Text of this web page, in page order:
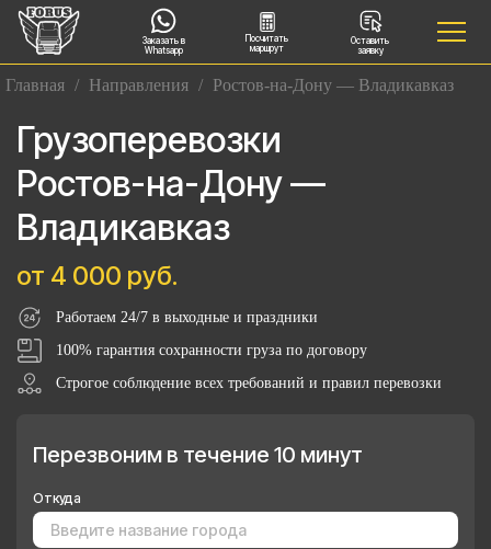
Заказать в
Whatsapp
Посчитать
маршрут
Оставить
заявку
Главная / Направления / Ростов-на-Дону — Владикавказ
Грузоперевозки
Ростов-на-Дону —
Владикавказ
от 4 000 руб.
Работаем 24/7 в выходные и праздники
100% гарантия сохранности груза по договору
Строгое соблюдение всех требований и правил перевозки
Перезвоним в течение 10 минут
Откуда